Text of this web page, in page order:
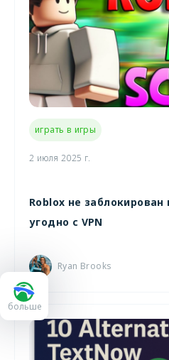
играть в игры
2 июля 2025 г.
Roblox не
угодно с VPN
Ryan Brooks
больше